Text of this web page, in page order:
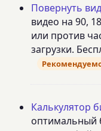
Повернуть
видео на 90,
или против
загрузки.
Калькулятор
оптимальный